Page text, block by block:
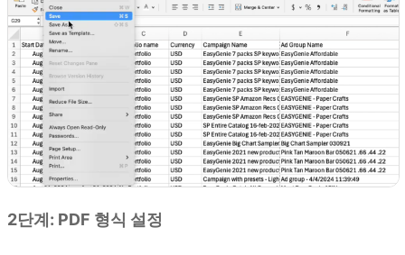
2단계: PDF 형식 설정